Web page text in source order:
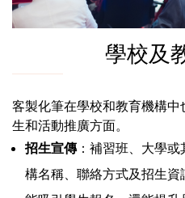
學校及
客製化筆在學校和教育機構
生和活動推廣方面。
招生宣傳：補習班、大學
構名稱、聯絡方式及招生